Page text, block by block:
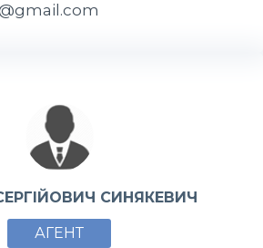
СИНЯКЕВИЧ
АГЕНТ